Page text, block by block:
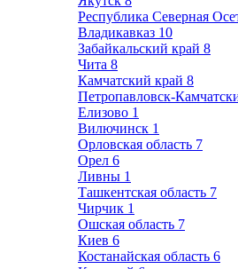
Республика Северная
Владикавказ 10
Забайкальский край 8
Чита 8
Камчатский край 8
Петропавловск-
Елизово 1
Вилючинск 1
Орловская область 7
Орел 6
Ливны 1
Ташкентская область 7
Чирчик 1
Ошская область 7
Киев 6
Костанайская область 6